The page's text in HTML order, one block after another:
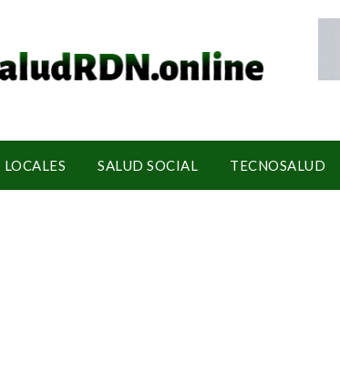
SALUD SOCIAL TECNOSALUD